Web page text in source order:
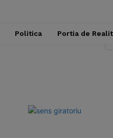
Politica Portia de